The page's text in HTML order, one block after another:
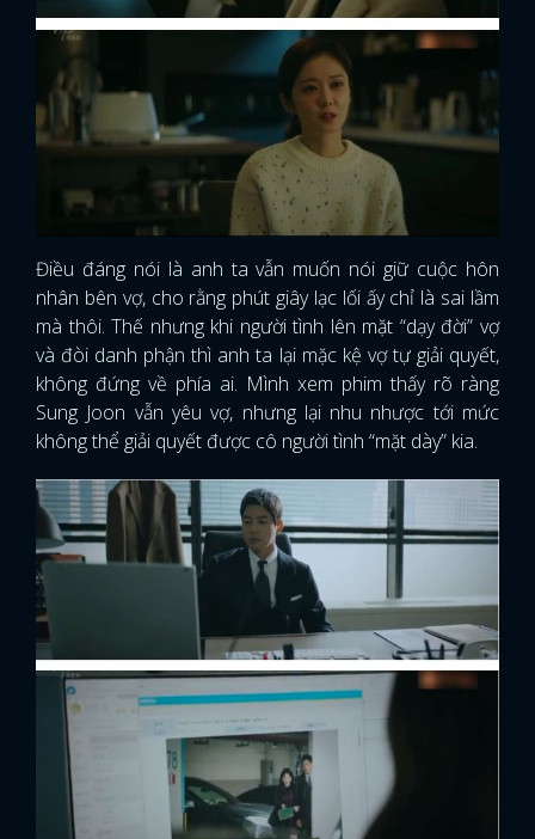
Điều đáng nói là anh ta vẫn muốn nói giữ cuộc hôn
nhân bên vợ, cho rằng phút giây lạc lối ấy chỉ là sai lầm
mà thôi. Thế nhưng khi người tình lên mặt “dạy đời” vợ
và đòi danh phận thì anh ta lại mặc kệ vợ tự giải quyết,
không đứng về phía ai. Mình xem phim thấy rõ ràng
Sung Joon vẫn yêu vợ, nhưng lại nhu nhược tới mức
không thể giải quyết được cô người tình “mặt dày” kia.